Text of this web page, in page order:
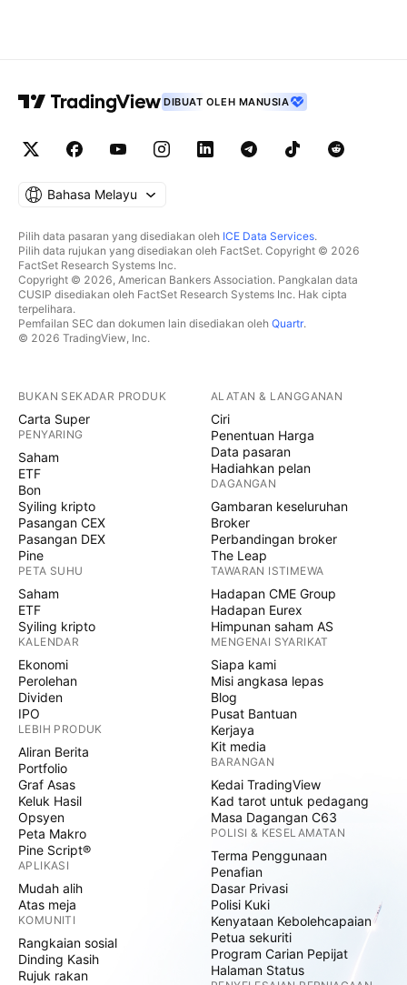
DIBUAT OLEH MANUSIA
Bahasa Melayu
Pilih data pasaran yang disediakan oleh ICE Data Services.
Pilih data rujukan yang disediakan oleh FactSet. Copyright © 2026
FactSet Research Systems Inc.
Copyright © 2026, American Bankers Association. Pangkalan data
CUSIP disediakan oleh FactSet Research Systems Inc. Hak cipta
terpelihara.
Pemfailan SEC dan dokumen lain disediakan oleh Quartr.
© 2026 TradingView, Inc.
BUKAN SEKADAR PRODUK
Carta Super
PENYARING
Saham
ETF
Bon
Syiling kripto
Pasangan CEX
Pasangan DEX
Pine
PETA SUHU
Saham
ETF
Syiling kripto
KALENDAR
Ekonomi
Perolehan
Dividen
IPO
LEBIH PRODUK
Aliran Berita
Portfolio
Graf Asas
Keluk Hasil
Opsyen
Peta Makro
Pine Script®
APLIKASI
Mudah alih
Atas meja
KOMUNITI
Rangkaian sosial
Dinding Kasih
Rujuk rakan
ALATAN & LANGGANAN
Ciri
Penentuan Harga
Data pasaran
Hadiahkan pelan
DAGANGAN
Gambaran keseluruhan
Broker
Perbandingan broker
The Leap
TAWARAN ISTIMEWA
Hadapan CME Group
Hadapan Eurex
Himpunan saham AS
MENGENAI SYARIKAT
Siapa kami
Misi angkasa lepas
Blog
Pusat Bantuan
Kerjaya
Kit media
BARANGAN
Kedai TradingView
Kad tarot untuk pedagang
Masa Dagangan C63
POLISI & KESELAMATAN
Terma Penggunaan
Penafian
Dasar Privasi
Polisi Kuki
Kenyataan Kebolehcapaian
Petua sekuriti
Program Carian Pepijat
Halaman Status